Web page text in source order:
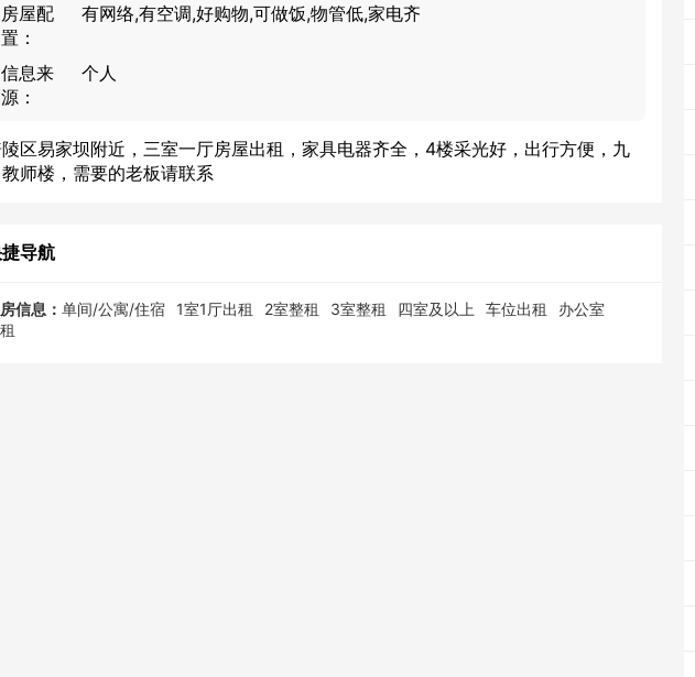
房屋配
置：
有网络,有空调,好购物,可做饭,物管低,家电齐
信息来
源：
个人
区易家坝附近，三室一厅房屋出租，家具电器齐全，4楼采光好，出行方便，九
师楼，需要的老板请联系
导航
信息： 单间/公寓/住宿 1室1厅出租 2室整租 3室整租 四室及以上 车位出租
办公室